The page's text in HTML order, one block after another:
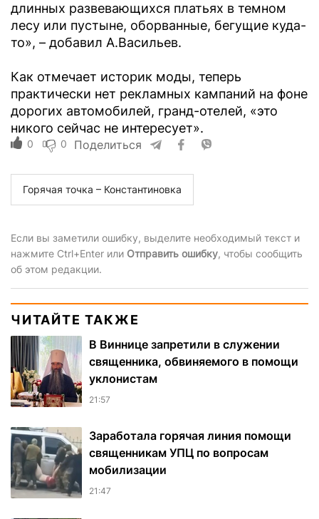
длинных развевающихся платьях в темном
лесу или пустыне, оборванные, бегущие куда-
то», – добавил А.Васильев.
Как отмечает историк моды, теперь
практически нет рекламных кампаний на фоне
дорогих автомобилей, гранд-отелей, «это
никого сейчас не интересует».
0 0 Поделиться
Горячая точка – Константиновка
Если вы заметили ошибку, выделите необходимый текст и
нажмите Ctrl+Enter или Отправить ошибку, чтобы сообщить
об этом редакции.
ЧИТАЙТЕ ТАКЖЕ
В Виннице запретили в служении
священника, обвиняемого в помощи
уклонистам
21:57
Заработала горячая линия помощи
священникам УПЦ по вопросам
мобилизации
21:47